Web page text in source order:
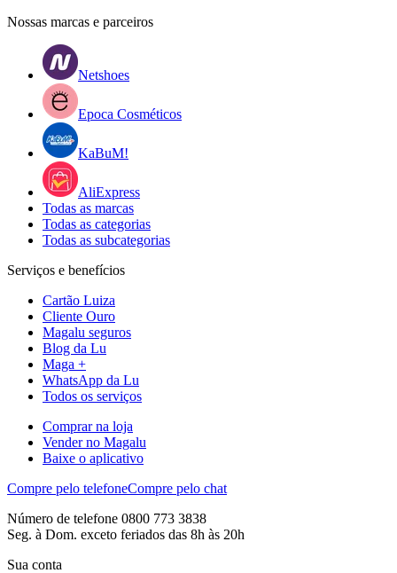
Nossas marcas e parceiros
Netshoes
Epoca Cosméticos
KaBuM!
AliExpress
Todas as marcas
Todas as categorias
Todas as subcategorias
Serviços e benefícios
Cartão Luiza
Cliente Ouro
Magalu seguros
Blog da Lu
Maga +
WhatsApp da Lu
Todos os serviços
Comprar na loja
Vender no Magalu
Baixe o aplicativo
Compre pelo telefoneCompre pelo chat
Número de telefone 0800 773 3838
Seg. à Dom. exceto feriados das 8h às 20h
Sua conta